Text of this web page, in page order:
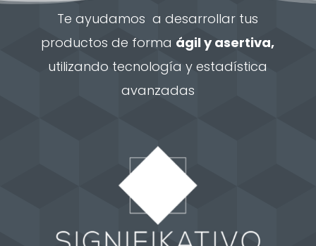
Te ayudamos a desarrollar tus
productos de forma ágil y asertiva,
utilizando tecnología y estadística
avanzadas